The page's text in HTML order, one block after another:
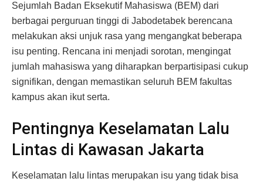
Sejumlah Badan Eksekutif Mahasiswa (BEM) dari
berbagai perguruan tinggi di Jabodetabek berencana
melakukan aksi unjuk rasa yang mengangkat beberapa
isu penting. Rencana ini menjadi sorotan, mengingat
jumlah mahasiswa yang diharapkan berpartisipasi cukup
signifikan, dengan memastikan seluruh BEM fakultas
kampus akan ikut serta.
Pentingnya Keselamatan Lalu
Lintas di Kawasan Jakarta
Keselamatan lalu lintas merupakan isu yang tidak bisa